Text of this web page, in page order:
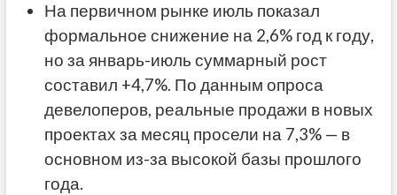
На первичном рынке июль показал
формальное снижение на 2,6% год к году,
но за январь-июль суммарный рост
составил +4,7%. По данным опроса
девелоперов, реальные продажи в новых
проектах за месяц просели на 7,3% — в
основном из-за высокой базы прошлого
года.